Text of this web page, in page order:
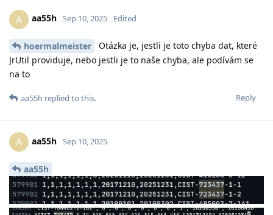
A aa55h Sep 10, 2025 Edited
hoermalmeister
Otázka je, jestli je toto chyba dat, které
JrUtil providuje, nebo jestli je to naše chyba, ale podívám se
na to
Reply
aa55h replied to this.
A aa55h Sep 10, 2025
aa55h